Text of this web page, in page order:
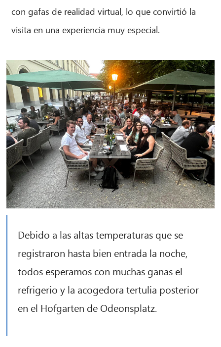
con gafas de realidad virtual, lo que convirtió la
visita en una experiencia muy especial.
Debido a las altas temperaturas que se
registraron hasta bien entrada la noche,
todos esperamos con muchas ganas el
refrigerio y la acogedora tertulia posterior
en el Hofgarten de Odeonsplatz.